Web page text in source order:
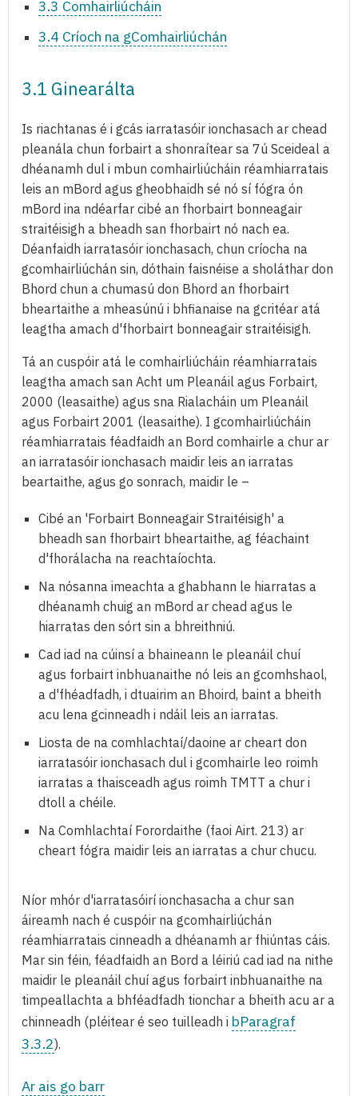
3.3 Comhairliúcháin
3.4 Críoch na gComhairliúchán
3.1 Ginearálta
Is riachtanas é i gcás iarratasóir ionchasach ar chead
pleanála chun forbairt a shonraítear sa 7ú Sceideal a
dhéanamh dul i mbun comhairliúcháin réamhiarratais
leis an mBord agus gheobhaidh sé nó sí fógra ón
mBord ina ndéarfar cibé an fhorbairt bonneagair
straitéisigh a bheadh san fhorbairt nó nach ea.
Déanfaidh iarratasóir ionchasach, chun críocha na
gcomhairliúchán sin, dóthain faisnéise a sholáthar don
Bhord chun a chumasú don Bhord an fhorbairt
bheartaithe a mheasúnú i bhfianaise na gcritéar atá
leagtha amach d'fhorbairt bonneagair straitéisigh.
Tá an cuspóir atá le comhairliúcháin réamhiarratais
leagtha amach san Acht um Pleanáil agus Forbairt,
2000 (leasaithe) agus sna Rialacháin um Pleanáil
agus Forbairt 2001 (leasaithe). I gcomhairliúcháin
réamhiarratais féadfaidh an Bord comhairle a chur ar
an iarratasóir ionchasach maidir leis an iarratas
beartaithe, agus go sonrach, maidir le –
Cibé an 'Forbairt Bonneagair Straitéisigh' a
bheadh san fhorbairt bheartaithe, ag féachaint
d'fhorálacha na reachtaíochta.
Na nósanna imeachta a ghabhann le hiarratas a
dhéanamh chuig an mBord ar chead agus le
hiarratas den sórt sin a bhreithniú.
Cad iad na cúinsí a bhaineann le pleanáil chuí
agus forbairt inbhuanaithe nó leis an gcomhshaol,
a d'fhéadfadh, i dtuairim an Bhoird, baint a bheith
acu lena gcinneadh i ndáil leis an iarratas.
Liosta de na comhlachtaí/daoine ar cheart don
iarratasóir ionchasach dul i gcomhairle leo roimh
iarratas a thaisceadh agus roimh TMTT a chur i
dtoll a chéile.
Na Comhlachtaí Forordaithe (faoi Airt. 213) ar
cheart fógra maidir leis an iarratas a chur chucu.
Níor mhór d'iarratasóirí ionchasacha a chur san
áireamh nach é cuspóir na gcomhairliúchán
réamhiarratais cinneadh a dhéanamh ar fhiúntas cáis.
Mar sin féin, féadfaidh an Bord a léiriú cad iad na nithe
maidir le pleanáil chuí agus forbairt inbhuanaithe na
timpeallachta a bhféadfadh tionchar a bheith acu ar a
chinneadh (pléitear é seo tuilleadh i bParagraf
3.3.2).
Ar ais go barr